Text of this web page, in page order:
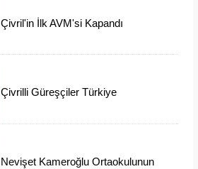
Çivril'in İlk AVM'si Kapandı
Çivrilli Güreşçiler Türkiye
Nevişet Kameroğlu Ortaokulunun